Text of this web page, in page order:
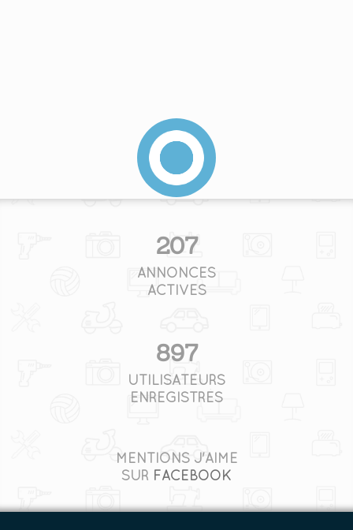
207
ANNONCES
ACTIVES
897
UTILISATEURS
ENREGISTRÉS
MENTIONS J'AIME
SUR FACEBOOK